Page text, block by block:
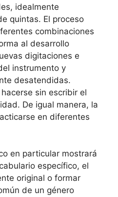
idealmente
quintas. El proceso
combinaciones
al desarrollo
digitaciones e
instrumento y
desatendidas.
sin escribir el
De igual manera, la
en diferentes
en particular mostrará
específico, el
original o formar
de un género